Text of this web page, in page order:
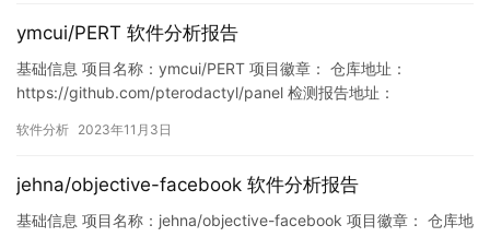
ymcui/PERT 软件分析报告
基础信息 项目名称：ymcui/PERT 项目徽章： 仓库地址：
https://github.com/pterodactyl/panel 检测报告地址：
00928/1720236087185936384 此报告由Murphysec提供 漏洞
软件分析 2023年11月3日
jehna/objective-facebook 软件分析报告
基础信息 项目名称：jehna/objective-facebook 项目徽章： 仓库地